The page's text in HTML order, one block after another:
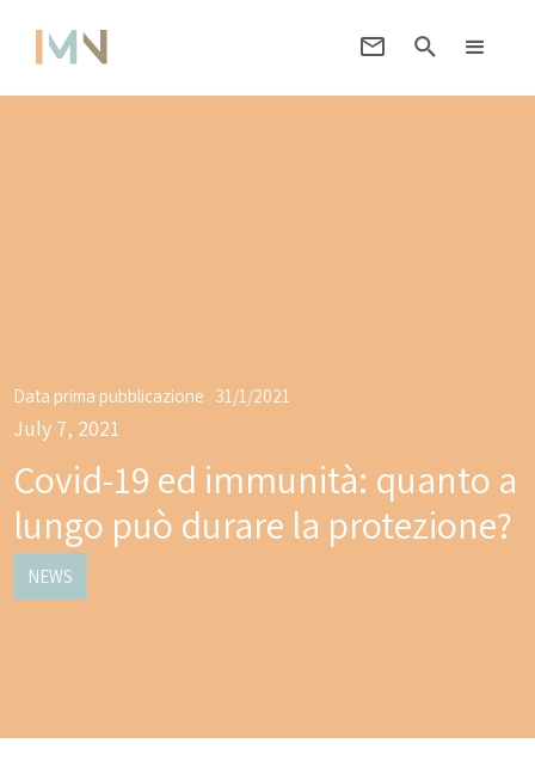
Data prima pubblicazione 31/1/2021
July 7, 2021
Covid-19 ed immunità: quanto a
lungo può durare la protezione?
NEWS